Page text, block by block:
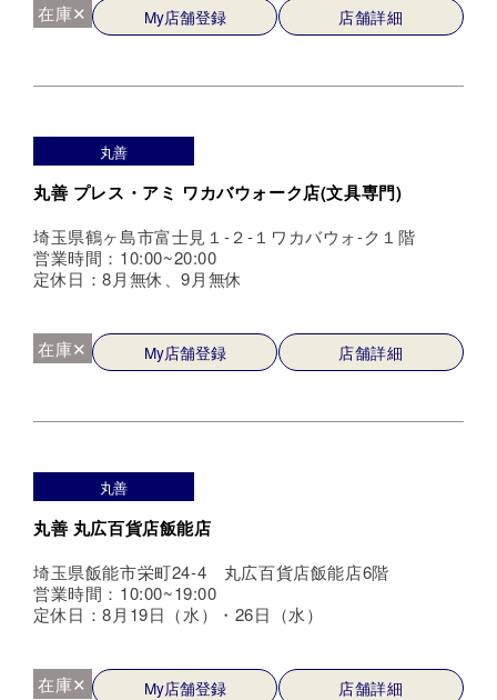
在庫✕ My店舗登録 店舗詳細
丸善
丸善 プレス・アミ ワカバウォーク店(文具専門)
埼玉県鶴ヶ島市富士見１-２-１ワカバウォ-ク１階
営業時間：10:00~20:00
定休日：8月無休、9月無休
在庫✕ My店舗登録 店舗詳細
丸善
丸善 丸広百貨店飯能店
埼玉県飯能市栄町24-4 丸広百貨店飯能店6階
営業時間：10:00~19:00
定休日：8月19日（水）・26日（水）
在庫✕ My店舗登録 店舗詳細